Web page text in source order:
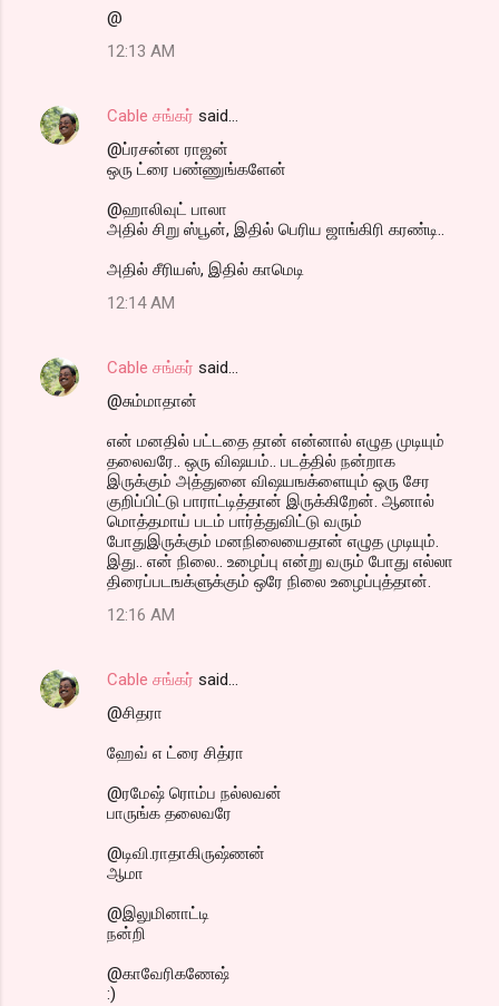
@
12:13 AM
Cable சங்கர் said…
@ப்ரசன்ன ராஜன்
ஒரு ட்ரை பண்ணுங்களேன்
@ஹாலிவுட் பாலா
அதில் சிறு ஸ்பூன், இதில் பெரிய ஜாங்கிரி கரண்டி..
அதில் சீரியஸ், இதில் காமெடி
12:14 AM
Cable சங்கர் said…
@சும்மாதான்
என் மனதில் பட்டதை தான் என்னால் எழுத முடியும்
தலைவரே.. ஒரு விஷயம்.. படத்தில் நன்றாக
இருக்கும் அத்துனை விஷயஙக்ளையும் ஒரு சேர
குறிப்பிட்டு பாராட்டித்தான் இருக்கிறேன். ஆனால்
மொத்தமாய் படம் பார்த்துவிட்டு வரும்
போதுஇருக்கும் மனநிலையைதான் எழுத முடியும்.
இது.. என் நிலை.. உழைப்பு என்று வரும் போது எல்லா
திரைப்படஙக்ளுக்கும் ஒரே நிலை உழைப்புத்தான்.
12:16 AM
Cable சங்கர் said…
@சிதரா
ஹேவ் எ ட்ரை சித்ரா
@ரமேஷ் ரொம்ப நல்லவன்
பாருங்க தலைவரே
@டிவி.ராதாகிருஷ்ணன்
ஆமா
@இலுமினாட்டி
நன்றி
@காவேரிகணேஷ்
:)